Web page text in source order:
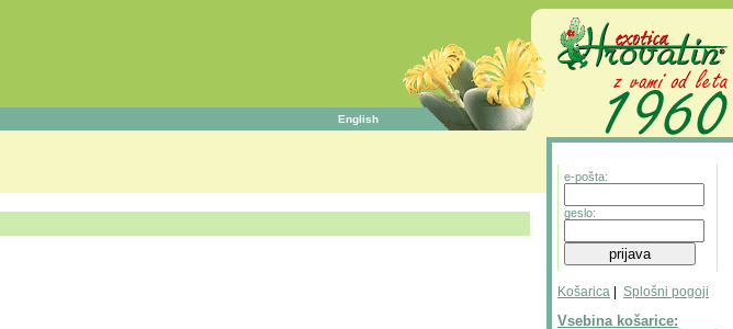
English
e-pošta:
geslo:
Košarica Splošni pogoji
Vsebina košarice: